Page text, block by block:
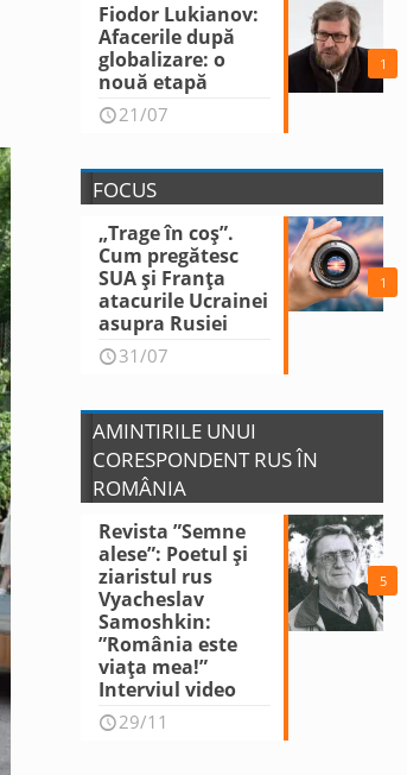
1
Fiodor Lukianov:
Afacerile după
globalizare: o
nouă etapă
21/07
FOCUS
1
„Trage în coș”.
Cum pregătesc
SUA și Franța
atacurile Ucrainei
asupra Rusiei
31/07
AMINTIRILE UNUI
CORESPONDENT RUS ÎN
ROMÂNIA
5
Revista ”Semne
alese”: Poetul și
ziaristul rus
Vyacheslav
Samoshkin:
”România este
viața mea!”
Interviul video
29/11